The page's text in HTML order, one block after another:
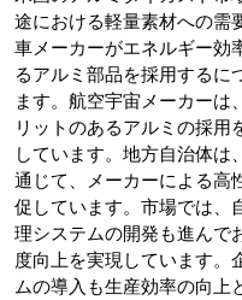
途における軽量素材への需
車メーカーがエネルギー効
るアルミ部品を採用するに
ます。航空宇宙メーカーは
リットのあるアルミの採用
しています。地方自治体は
通じて、メーカーによる高
促しています。市場では、
理システムの開発も進んで
度向上を実現しています。
ムの導入も生産効率の向上